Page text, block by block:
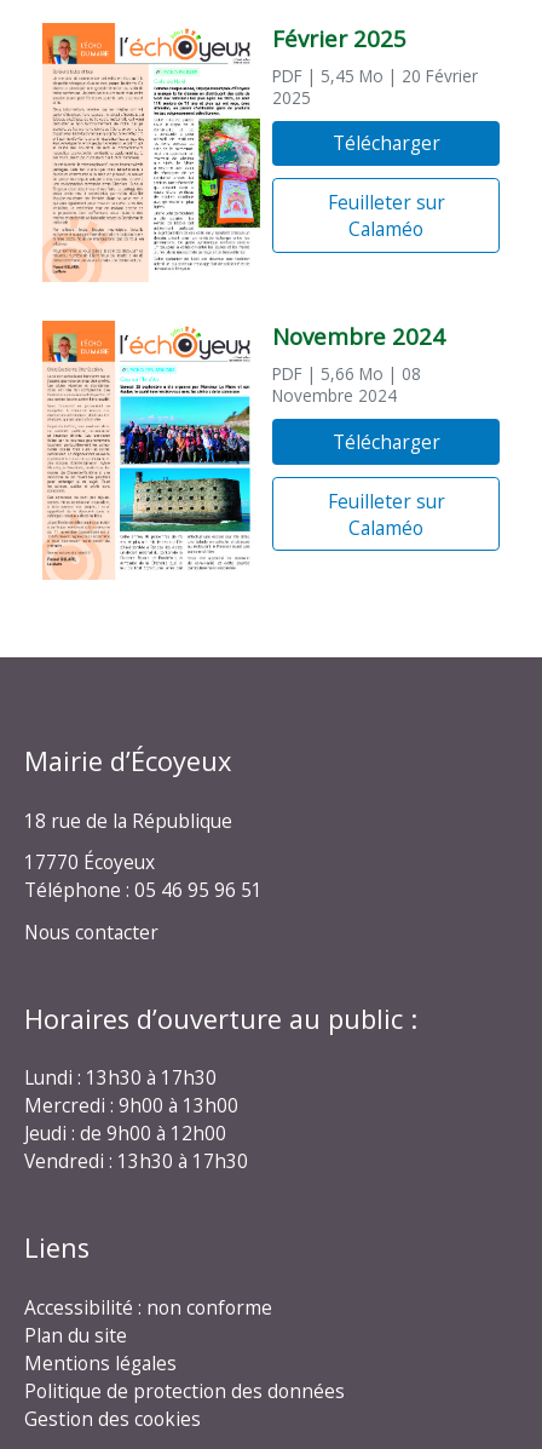
Février 2025
PDF | 5,45 Mo | 20 Février
2025
Télécharger
Feuilleter sur
Calaméo
Novembre 2024
PDF | 5,66 Mo | 08
Novembre 2024
Télécharger
Feuilleter sur
Calaméo
Mairie d’Écoyeux
18 rue de la République
17770 Écoyeux
Téléphone : 05 46 95 96 51
Nous contacter
Horaires d’ouverture au public :
Lundi : 13h30 à 17h30
Mercredi : 9h00 à 13h00
Jeudi : de 9h00 à 12h00
Vendredi : 13h30 à 17h30
Liens
Accessibilité : non conforme
Plan du site
Mentions légales
Politique de protection des données
Gestion des cookies